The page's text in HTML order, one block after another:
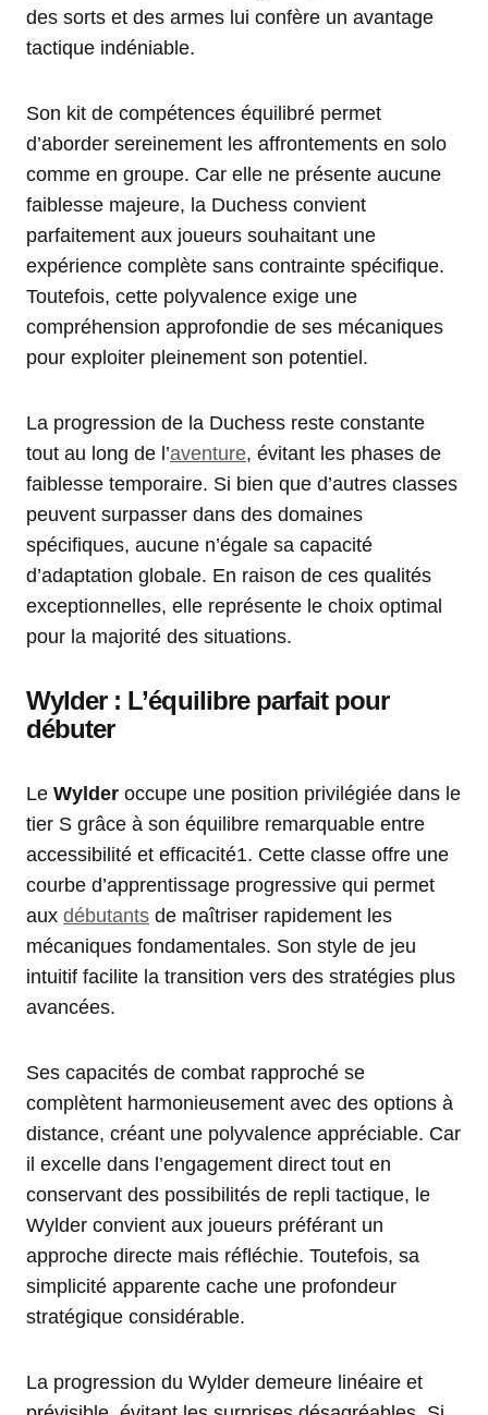
des sorts et des armes lui confère un avantage
tactique indéniable.
Son kit de compétences équilibré permet
d’aborder sereinement les affrontements en solo
comme en groupe. Car elle ne présente aucune
faiblesse majeure, la Duchess convient
parfaitement aux joueurs souhaitant une
expérience complète sans contrainte spécifique.
Toutefois, cette polyvalence exige une
compréhension approfondie de ses mécaniques
pour exploiter pleinement son potentiel.
La progression de la Duchess reste constante
tout au long de l’aventure, évitant les phases de
faiblesse temporaire. Si bien que d’autres classes
peuvent surpasser dans des domaines
spécifiques, aucune n’égale sa capacité
d’adaptation globale. En raison de ces qualités
exceptionnelles, elle représente le choix optimal
pour la majorité des situations.
Wylder : L’équilibre parfait pour
débuter
Le Wylder occupe une position privilégiée dans le
tier S grâce à son équilibre remarquable entre
accessibilité et efficacité1. Cette classe offre une
courbe d’apprentissage progressive qui permet
aux débutants de maîtriser rapidement les
mécaniques fondamentales. Son style de jeu
intuitif facilite la transition vers des stratégies plus
avancées.
Ses capacités de combat rapproché se
complètent harmonieusement avec des options à
distance, créant une polyvalence appréciable. Car
il excelle dans l’engagement direct tout en
conservant des possibilités de repli tactique, le
Wylder convient aux joueurs préférant un
approche directe mais réfléchie. Toutefois, sa
simplicité apparente cache une profondeur
stratégique considérable.
La progression du Wylder demeure linéaire et